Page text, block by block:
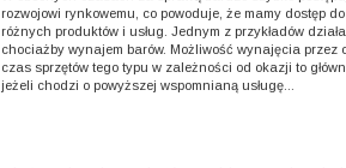
rozwojowi rynkowemu, co powoduje, że mamy dostęp
różnych produktów i usług. Jednym z przykładów
chociażby wynajem barów. Możliwość wynajęcia przez
czas sprzętów tego typu w zależności od okazji to
jeżeli chodzi o powyższej wspomnianą usługę...